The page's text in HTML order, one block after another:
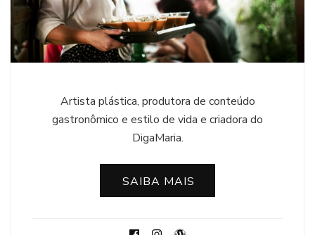
Artista plástica, produtora de conteúdo
gastronômico e estilo de vida e criadora do
DigaMaria.
SAIBA MAIS